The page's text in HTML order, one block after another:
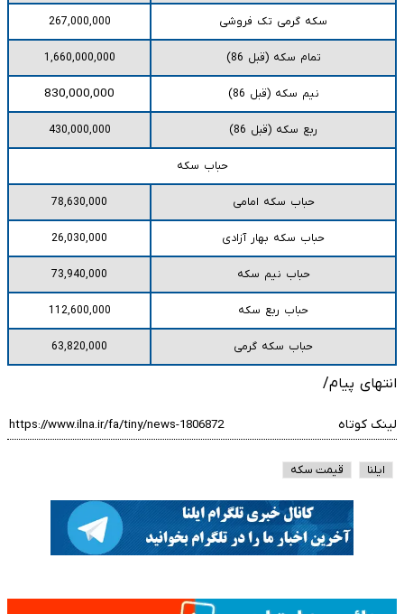
سکه گرمی تک فروشی 267,000,000
تمام سکه (قبل 86) 1,660,000,000
نیم سکه (قبل 86) 830,000,000
ربع سکه (قبل 86) 430,000,000
حباب سکه
حباب سکه امامی 78,630,000
حباب سکه بهار آزادی 26,030,000
حباب نیم سکه 73,940,000
حباب ربع سکه 112,600,000
حباب سکه گرمی 63,820,000
انتهای پیام/
لینک کوتاه
ایلنا قیمت سکه